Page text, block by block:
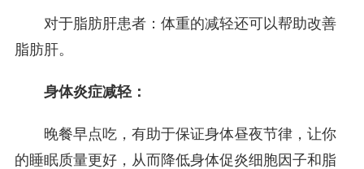
对于脂肪肝患者：体重的减轻还可以帮助改善
脂肪肝。
身体炎症减轻：
晚餐早点吃，有助于保证身体昼夜节律，让你
的睡眠质量更好，从而降低身体促炎细胞因子和脂